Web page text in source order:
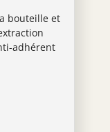
bouteille et
adhérent
en
sécurité